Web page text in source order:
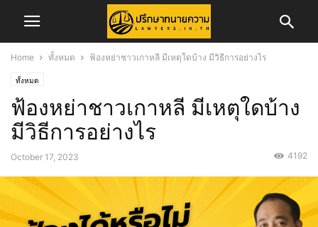
Home ทั้งหมด ฟ้องหย่าชาวเกาหลี มีเหตุใดบ้าง มีวิธีการอย่างไร
ทั้งหมด
ฟ้องหย่าชาวเกาหลี มีเหตุใดบ้าง
มีวิธีการอย่างไร
October 17, 2023 4192